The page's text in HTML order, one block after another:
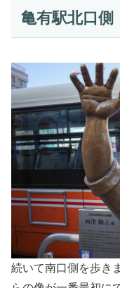
亀有駅北口側
続いて南口側を歩き